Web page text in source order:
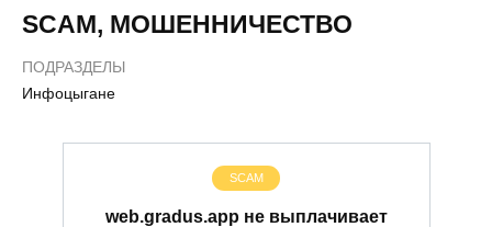
SCAM, МОШЕННИЧЕСТВО
ПОДРАЗДЕЛЫ
Инфоцыгане
SCAM
web.gradus.app не выплачивает